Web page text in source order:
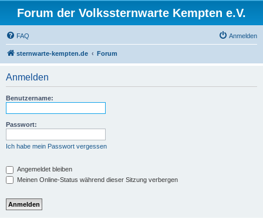
Forum der Volkssternwarte Kempten e.V.
FAQ Anmelden
sternwarte-kempten.de Forum
Anmelden
Benutzername:
Passwort:
Ich habe mein Passwort vergessen
Angemeldet bleiben
Meinen Online-Status während dieser Sitzung verbergen